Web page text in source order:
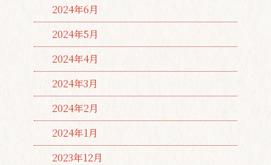
2024年6月
2024年5月
2024年4月
2024年3月
2024年2月
2024年1月
2023年12月